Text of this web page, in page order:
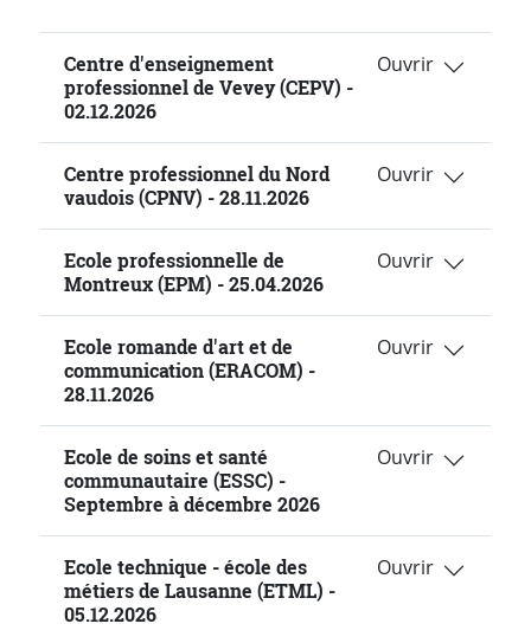
Centre d'enseignement
professionnel de Vevey (CEPV) -
02.12.2026
Centre professionnel du Nord
vaudois (CPNV) - 28.11.2026
Ecole professionnelle de
Montreux (EPM) - 25.04.2026
Ecole romande d'art et de
communication (ERACOM) -
28.11.2026
Ecole de soins et santé
communautaire (ESSC) -
Septembre à décembre 2026
Ecole technique - école des
métiers de Lausanne (ETML) -
05.12.2026